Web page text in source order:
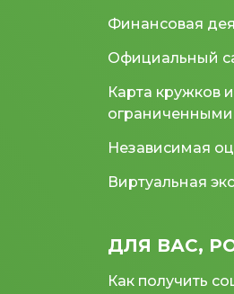
Финансовая
Официальный
Карта кружков
Независимая
Виртуальная
ДЛЯ ВАС,
Как получить